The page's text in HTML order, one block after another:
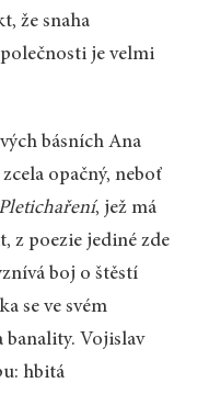
že snaha
je velmi
básních Ana
opačný, neboť
Pletichaření, jež má
z poezie jediné zde
boj o štěstí
se ve svém
banality. Vojislav
hbitá